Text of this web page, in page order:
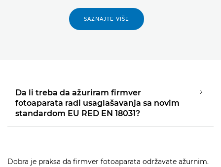
SAZNAJTE VIŠE
Da li treba da ažuriram firmver
fotoaparata radi usaglašavanja sa novim
standardom EU RED EN 18031?
Dobra je praksa da firmver fotoaparata održavate ažurnim.